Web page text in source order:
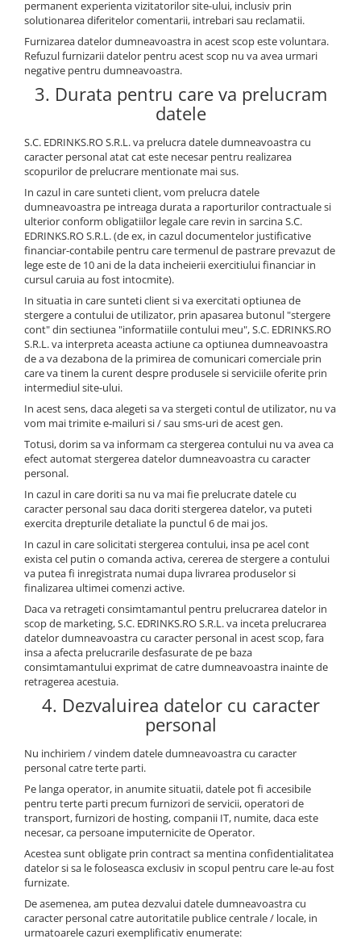
permanent experienta vizitatorilor site-ului, inclusiv prin
solutionarea diferitelor comentarii, intrebari sau reclamatii.
Furnizarea datelor dumneavoastra in acest scop este voluntara.
Refuzul furnizarii datelor pentru acest scop nu va avea urmari
negative pentru dumneavoastra.
3. Durata pentru care va prelucram
datele
S.C. EDRINKS.RO S.R.L. va prelucra datele dumneavoastra cu
caracter personal atat cat este necesar pentru realizarea
scopurilor de prelucrare mentionate mai sus.
In cazul in care sunteti client, vom prelucra datele
dumneavoastra pe intreaga durata a raporturilor contractuale si
ulterior conform obligatiilor legale care revin in sarcina S.C.
EDRINKS.RO S.R.L. (de ex, in cazul documentelor justificative
financiar-contabile pentru care termenul de pastrare prevazut de
lege este de 10 ani de la data incheierii exercitiului financiar in
cursul caruia au fost intocmite).
In situatia in care sunteti client si va exercitati optiunea de
stergere a contului de utilizator, prin apasarea butonul "stergere
cont" din sectiunea "informatiile contului meu", S.C. EDRINKS.RO
S.R.L. va interpreta aceasta actiune ca optiunea dumneavoastra
de a va dezabona de la primirea de comunicari comerciale prin
care va tinem la curent despre produsele si serviciile oferite prin
intermediul site-ului.
In acest sens, daca alegeti sa va stergeti contul de utilizator, nu va
vom mai trimite e-mailuri si / sau sms-uri de acest gen.
Totusi, dorim sa va informam ca stergerea contului nu va avea ca
efect automat stergerea datelor dumneavoastra cu caracter
personal.
In cazul in care doriti sa nu va mai fie prelucrate datele cu
caracter personal sau daca doriti stergerea datelor, va puteti
exercita drepturile detaliate la punctul 6 de mai jos.
In cazul in care solicitati stergerea contului, insa pe acel cont
exista cel putin o comanda activa, cererea de stergere a contului
va putea fi inregistrata numai dupa livrarea produselor si
finalizarea ultimei comenzi active.
Daca va retrageti consimtamantul pentru prelucrarea datelor in
scop de marketing, S.C. EDRINKS.RO S.R.L. va inceta prelucrarea
datelor dumneavoastra cu caracter personal in acest scop, fara
insa a afecta prelucrarile desfasurate de pe baza
consimtamantului exprimat de catre dumneavoastra inainte de
retragerea acestuia.
4. Dezvaluirea datelor cu caracter
personal
Nu inchiriem / vindem datele dumneavoastra cu caracter
personal catre terte parti.
Pe langa operator, in anumite situatii, datele pot fi accesibile
pentru terte parti precum furnizori de servicii, operatori de
transport, furnizori de hosting, companii IT, numite, daca este
necesar, ca persoane imputernicite de Operator.
Acestea sunt obligate prin contract sa mentina confidentialitatea
datelor si sa le foloseasca exclusiv in scopul pentru care le-au fost
furnizate.
De asemenea, am putea dezvalui datele dumneavoastra cu
caracter personal catre autoritatile publice centrale / locale, in
urmatoarele cazuri exemplificativ enumerate: